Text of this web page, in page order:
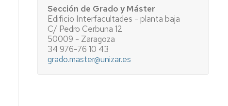
Sección de Grado y Máster
Edificio Interfacultades - planta baja
C/ Pedro Cerbuna 12
50009 - Zaragoza
34 976-76 10 43
grado.master@unizar.es